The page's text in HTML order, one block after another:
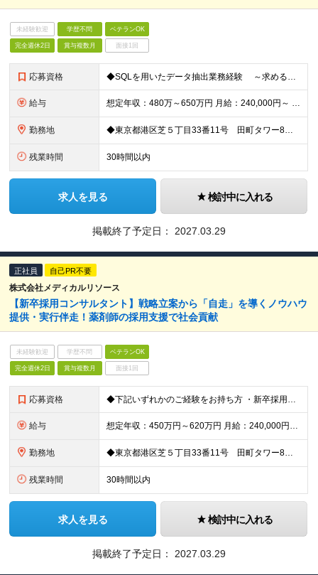
未経験歓迎 学歴不問 ベテランOK
完全週休2日 賞与複数月 面接1回
応募資格 ◆SQLを用いたデータ抽出業務経験 ～求める人物像～ ・自身のスキルを更に高めたいという成長志向をお持ちの方 ・積極性があり、チームを推進しながら業務を進められる方 ・課題解決に向けて当事者意識
給与 想定年収：480万～650万円 月給：240,000円～ (参考_月収例320,000円～(月30時間の残業代・住宅手当込み)) ※上記想定年収は、残業代30H・住宅手当を含んだモデルです。残業代は1
勤務地 ◆東京都港区芝５丁目33番11号 田町タワー8階 就業の場所の変更の範囲：東京本社、及び全国各支店、労働者の自宅
残業時間 30時間以内
求人を見る 検討中に入れる
掲載終了予定日： 2027.03.29
正社員 自己PR不要
株式会社メディカルリソース
【新卒採用コンサルタント】戦略立案から「自走」を導くノウハウ
提供・実行伴走！薬剤師の採用支援で社会貢献
未経験歓迎 学歴不問 ベテランOK
完全週休2日 賞与複数月 面接1回
応募資格 ◆下記いずれかのご経験をお持ち方 ・新卒採用のご経験(※業界不問) ・新卒採用領域における、法人向けの提案営業またはコンサルティング経験 (例)新卒領域エージェントでのご経験・新卒向けの広告(求人媒体
給与 想定年収：450万円～620万円 月給：240,000円～ (参考_月収例300,000円～(月30時間の残業代・住宅手当込み)) ※上記想定年収は、残業代30H・住宅手当を含んだモデルです。残業代は
勤務地 ◆東京都港区芝５丁目33番11号 田町タワー8階 就業の場所の変更の範囲：東京本社、及び全国各支店、労働者の自宅
残業時間 30時間以内
求人を見る 検討中に入れる
掲載終了予定日： 2027.03.29